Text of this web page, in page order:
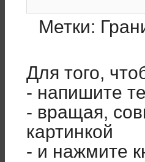
Метки:
Для того,
- напишите
- вращая,
картинкой
- и нажмите